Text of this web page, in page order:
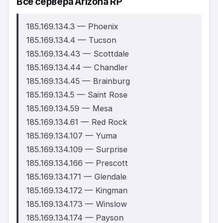
185.169.134.3 — Phoenix
185.169.134.4 — Tucson
185.169.134.43 — Scottdale
185.169.134.44 — Chandler
185.169.134.45 — Brainburg
185.169.134.5 — Saint Rose
185.169.134.59 — Mesa
185.169.134.61 — Red Rock
185.169.134.107 — Yuma
185.169.134.109 — Surprise
185.169.134.166 — Prescott
185.169.134.171 — Glendale
185.169.134.172 — Kingman
185.169.134.173 — Winslow
185.169.134.174 — Payson